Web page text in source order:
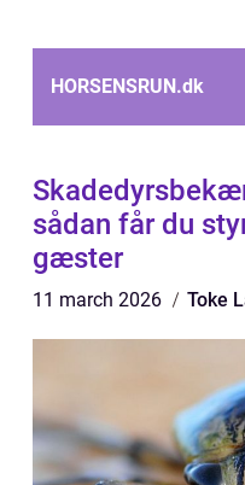
HORSENSRUN.dk
sådan får du
gæster
11 march 2026 Toke